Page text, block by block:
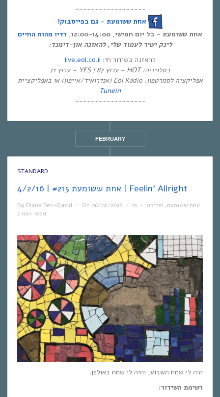
~~~~~~~~~~~~~~~~~~
אחת ששומעת – גם בפייסבוק!
אחת ששומעת – כל יום חמישי, 12:00-14:00,
רדיו מהות החיים
לינק ישיר לעמוד שלי, להאזנה און-דימנד:
להאזנה בשידור חי: live.eol.co.il
בטלויזיה: HOT – ערוץ 87 | YES – ערוץ 71
אפליקציה לסמרטפון: Eol Radio (אנדרואיד/אייפון) או באפליקציית
Tunein
~~~~~~~~~~~~~~~~~~
FEBRUARY
STANDARD
אחת ששומעת #215 | 4/2/16 | Feelin’ Allright
By Eliana Ben-David • On 06/02/2016 • In אחת ששומעת, מוזיקה
•
2 min read
היה לי שמח השבוע, והיה לי שמח באולפן.
רשימת השידור: